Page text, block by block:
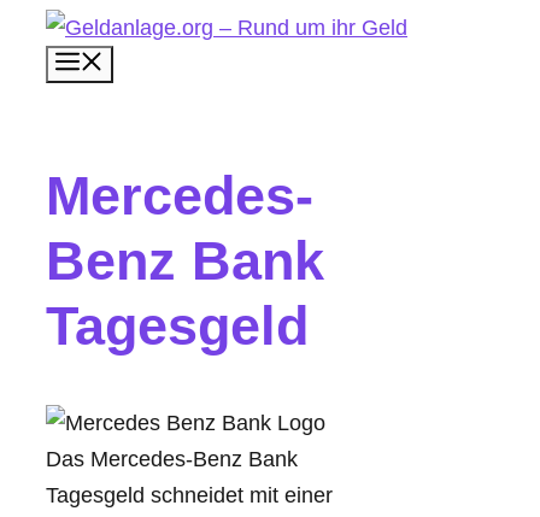
Zum
Inhalt
Mercedes-
Benz Bank
Tagesgeld
Das Mercedes-Benz Bank
Tagesgeld schneidet mit einer